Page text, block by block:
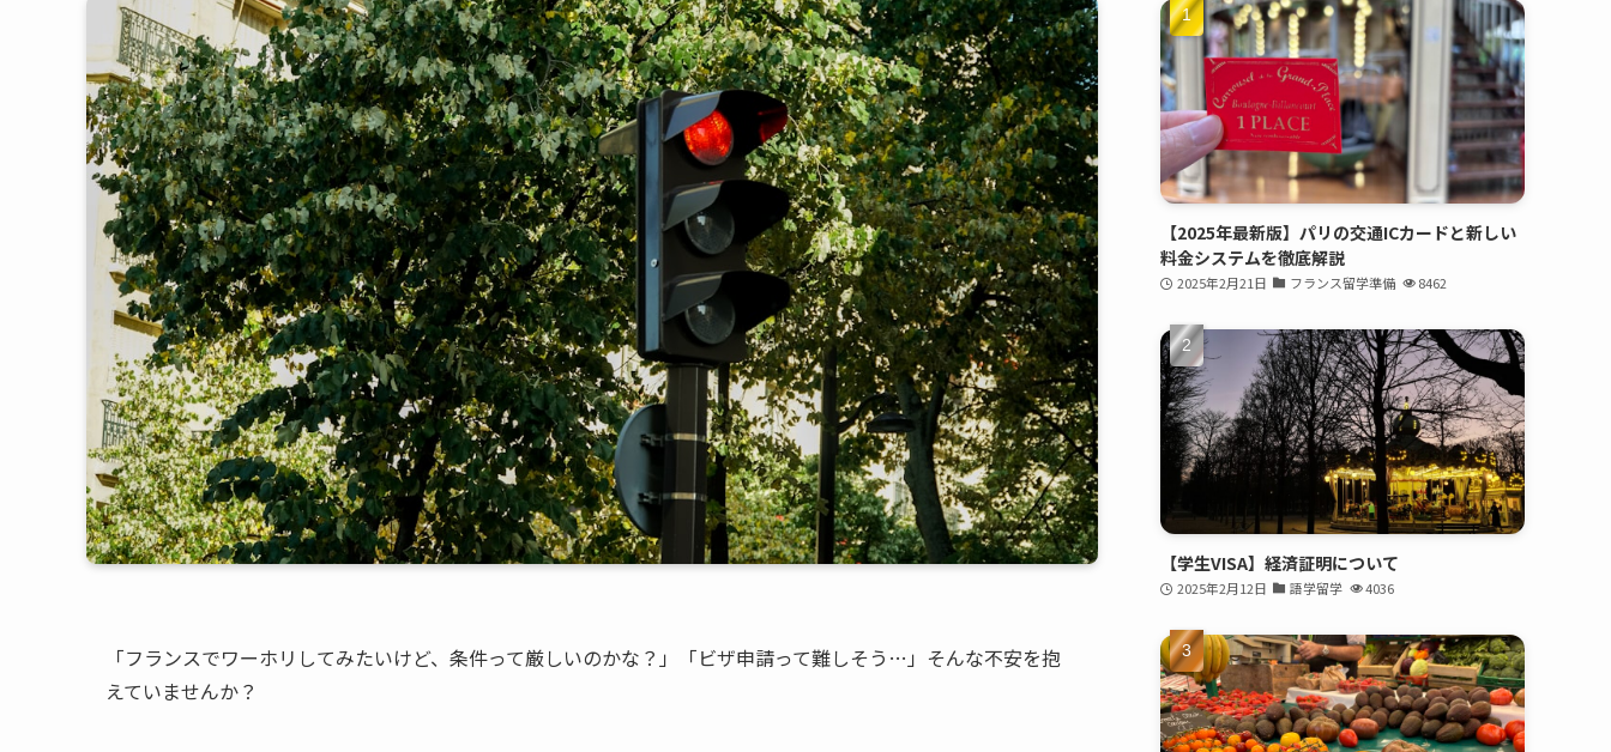
「フランスでワーホリしてみたいけど、条件って厳しいのかな？」「ビザ申請って難しそう…」そんな不安を抱
えていませんか？
【2025年最新版】パリの交通ICカードと新しい
料金システムを徹底解説
2025年2月21日 フランス留学準備 8462
【学生VISA】経済証明について
2025年2月12日 語学留学 4036